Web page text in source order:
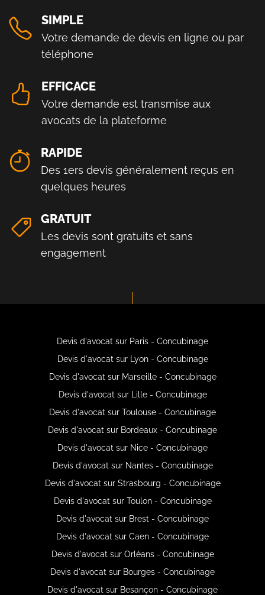
SIMPLE
Votre demande de devis en ligne ou par
téléphone
EFFICACE
Votre demande est transmise aux
avocats de la plateforme
RAPIDE
Des 1ers devis généralement reçus en
quelques heures
GRATUIT
Les devis sont gratuits et sans
engagement
Devis d'avocat sur Paris - Concubinage
Devis d'avocat sur Lyon - Concubinage
Devis d'avocat sur Marseille - Concubinage
Devis d'avocat sur Lille - Concubinage
Devis d'avocat sur Toulouse - Concubinage
Devis d'avocat sur Bordeaux - Concubinage
Devis d'avocat sur Nice - Concubinage
Devis d'avocat sur Nantes - Concubinage
Devis d'avocat sur Strasbourg - Concubinage
Devis d'avocat sur Toulon - Concubinage
Devis d'avocat sur Brest - Concubinage
Devis d'avocat sur Caen - Concubinage
Devis d'avocat sur Orléans - Concubinage
Devis d'avocat sur Bourges - Concubinage
Devis d'avocat sur Besançon - Concubinage